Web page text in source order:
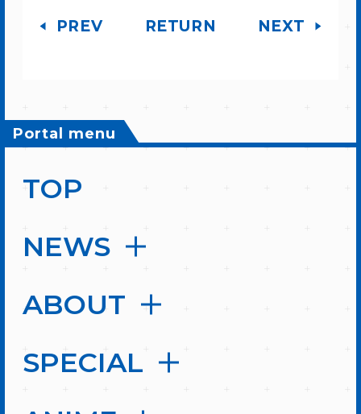
PREV RETURN NEXT
Portal menu
TOP
NEWS
ABOUT
SPECIAL